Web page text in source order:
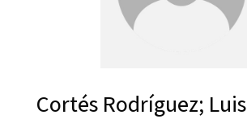
Cortés Rodríguez; Luis